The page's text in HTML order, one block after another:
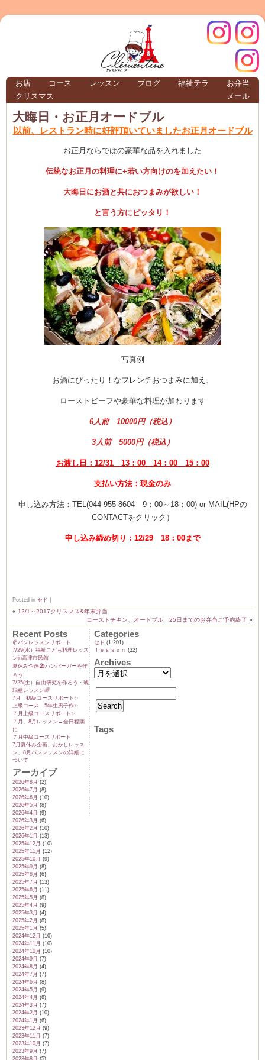
室・テイクアウト Clémentine (produced
お店 コース レッスン ブログ 福祉テラ
お弁当
クリスマス
メール
インス
クレモ
ーヌ
大晦日・お正月オードブル
以前、レストラン時に好評頂いていましたお正月オードブル
お正月ならではの豪華な品を入れました
伝統なお正月の料理に+若い方向けのを加えたい！
大晦日にお酒と共におつまみが欲しい！
と言う方にピッタリ！
写真例
お酒にぴったり！なフレンチおつまみに加え、
ローストビーフや豪華な料理が加わります
6人前 10000円（税込）
3人前 5000円（税込）
お渡し日：12/31 13：00 14：00 15：00
支払い方法：現金のみ
申し込み方法：TEL(044-955-8604 9：00～18：00) or MAIL(HPの
CONTACTをクリック）
申し込み締め切り：12/29 18：00まで
Posted in セド
« 12/1～2017クリスマス&年末弁当
ローストチキン、オードブル、25日までのお弁当ご予約終了 »
Recent Posts
🥐パンレッスンリポート
7/29(水）福祉こども料理レッス
ンin高津市民館
夏休み企画🏖️ハンバーガーを作
ろう
7/25(土）自由研究を作ろう・琥
珀糖レッスン🌈
7月 初級コースリポート✨️
上級コース 5年生男子作✨️
７月上級コースリポート✨️
７月、8月レッスン→全日程🈵
に
７月中級コースリポート
7月夏休み企画、おかしレッス
ン、8月パンレッスンの詳細に
ついて
アーカイブ
2026年8月 (2)
2026年7月 (8)
2026年6月 (10)
2026年5月 (8)
2026年4月 (9)
2026年3月 (6)
2026年2月 (10)
2026年1月 (13)
2025年12月 (10)
2025年11月 (12)
2025年10月 (9)
2025年9月 (8)
2025年8月 (6)
2025年7月 (13)
2025年6月 (11)
2025年5月 (8)
2025年4月 (9)
2025年3月 (4)
2025年2月 (8)
2025年1月 (5)
2024年12月 (10)
2024年11月 (10)
2024年10月 (10)
2024年9月 (7)
2024年8月 (4)
2024年7月 (7)
2024年6月 (8)
2024年5月 (9)
2024年4月 (8)
2024年3月 (7)
2024年2月 (10)
2024年1月 (6)
2023年12月 (9)
2023年11月 (7)
2023年10月 (7)
2023年9月 (7)
2023年8月 (5)
Categories
セド (1,201)
ｌｅｓｓｏｎ (32)
Archives
Tags